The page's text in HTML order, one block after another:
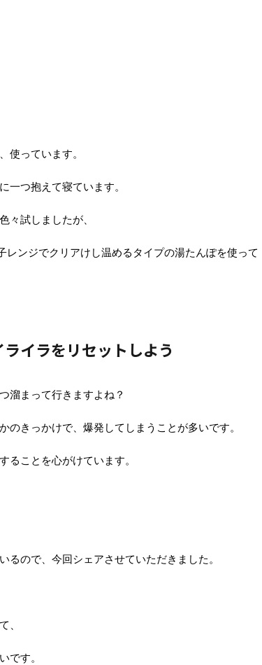
使っています。
一つ抱えて寝ています。
々試しましたが、
ンジでクリアけし温めるタイプの湯たんぽを使って
イラをリセットしよう
溜まって行きますよね？
のきっかけで、爆発してしまうことが多いです。
ることを心がけています。
るので、今回シェアさせていただきました。
、
です。